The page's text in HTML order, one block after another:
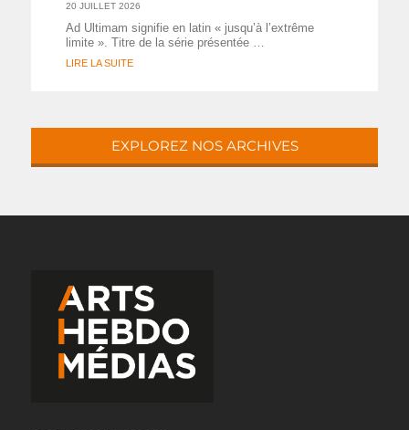
20 JUILLET 2026
Ad Ultimam signifie en latin « jusqu’à l’extrême
limite ». Titre de la série présentée …
LIRE LA SUITE
EXPLOREZ NOS ARCHIVES